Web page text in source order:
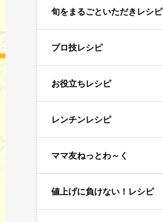
旬をまるごといただきレシピ
プロ技レシピ
お役立ちレシピ
レンチンレシピ
ママ友ねっとわ～く
値上げに負けない！レシピ